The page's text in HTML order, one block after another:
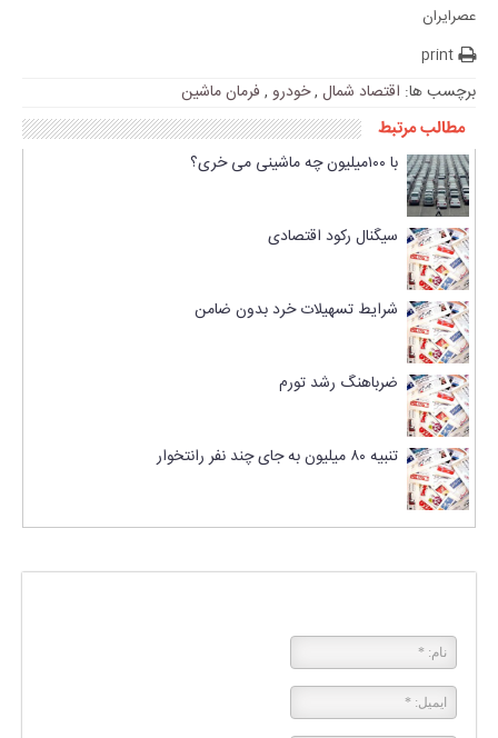
عصرایران
print
برچسب ها: اقتصاد شمال ,خودرو , فرمان ماشین
مطالب مرتبط
با ۱۰۰میلیون چه ماشینی می خری؟
سیگنال رکود اقتصادی
شرایط تسهیلات خرد بدون ضامن
ضرباهنگ رشد تورم
تنبیه ۸۰ میلیون به جای چند نفر رانتخوار